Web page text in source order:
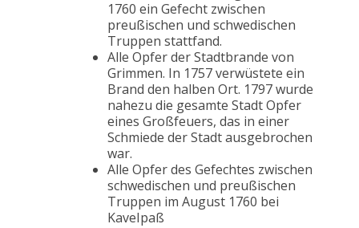
1760 ein Gefecht zwischen
preußischen und schwedischen
Truppen stattfand.
Alle Opfer der Stadtbrande von
Grimmen. In 1757 verwüstete ein
Brand den halben Ort. 1797 wurde
nahezu die gesamte Stadt Opfer
eines Großfeuers, das in einer
Schmiede der Stadt ausgebrochen
war.
Alle Opfer des Gefechtes zwischen
schwedischen und preußischen
Truppen im August 1760 bei
KaveIpaß